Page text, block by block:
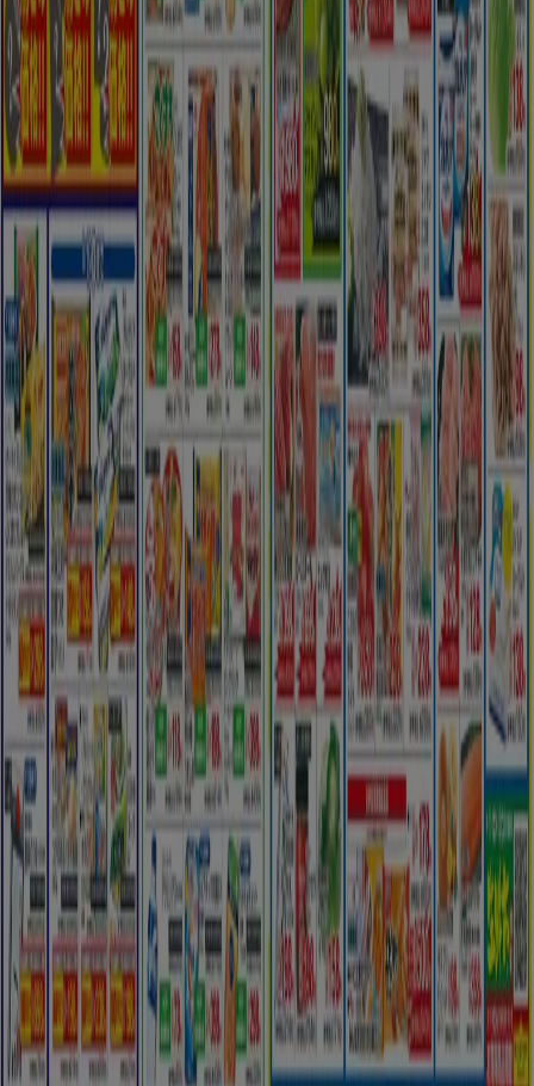
Tiendeoは世界中でのローカルショッピングを改革するIT企
業Shopfullyの一社です。
Tiendeo
私たちが行うこと
ビジネスソリューションをみる
ニュース・メディア
ビジネス契約
お問い合わせ
マーケテイング＆ビジネスリクエスト
地図上で店舗が誤った場所にあります
週にいちど広告のフィードバック
技術的な問題と一般的なフィードバック
検索方法
ブランド
地元ブランド
割引情報
近くのお店
製品紹介
地元産品
都市
Tiendeoアプリ